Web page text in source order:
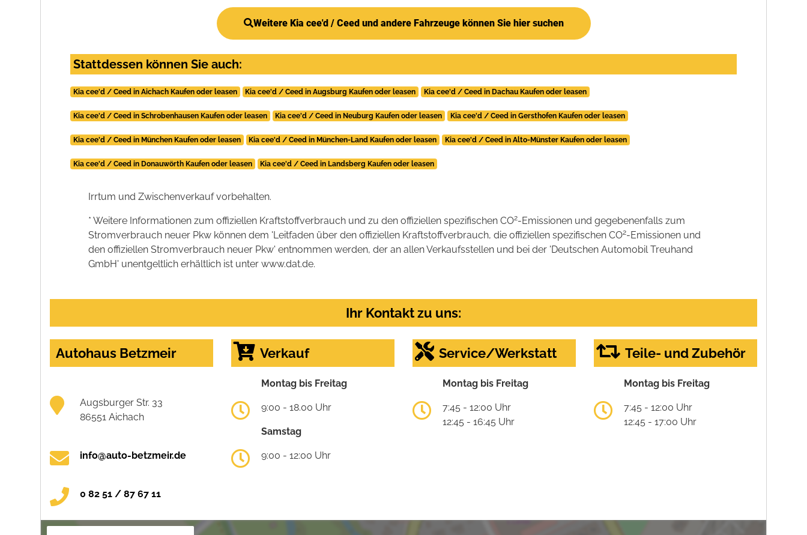
Weitere Kia cee'd / Ceed und andere Fahrzeuge können Sie hier suchen
Stattdessen können Sie auch:
Kia cee'd / Ceed in Aichach Kaufen oder leasen Kia cee'd / Ceed in Augsburg Kaufen oder leasen Kia cee'd / Ceed in Dachau Kaufen oder leasen
Kia cee'd / Ceed in Schrobenhausen Kaufen oder leasen Kia cee'd / Ceed in Neuburg Kaufen oder leasen Kia cee'd / Ceed in Gersthofen Kaufen oder leasen
Kia cee'd / Ceed in München Kaufen oder leasen Kia cee'd / Ceed in München-Land Kaufen oder leasen Kia cee'd / Ceed in Alto-Münster Kaufen oder leasen
Kia cee'd / Ceed in Donauwörth Kaufen oder leasen Kia cee'd / Ceed in Landsberg Kaufen oder leasen
Irrtum und Zwischenverkauf vorbehalten.
* Weitere Informationen zum offiziellen Kraftstoffverbrauch und zu den offiziellen spezifischen CO2-Emissionen und gegebenenfalls zum
Stromverbrauch neuer Pkw können dem 'Leitfaden über den offiziellen Kraftstoffverbrauch, die offiziellen spezifischen CO2-Emissionen und
den offiziellen Stromverbrauch neuer Pkw' entnommen werden, der an allen Verkaufsstellen und bei der 'Deutschen Automobil Treuhand
GmbH' unentgeltlich erhältlich ist unter www.dat.de.
Ihr Kontakt zu uns:
Autohaus Betzmeir
Augsburger Str. 33
86551 Aichach
info@auto-betzmeir.de
0 82 51 / 87 67 11
Verkauf
Montag bis Freitag
9:00 - 18.00 Uhr
Samstag
9:00 - 12:00 Uhr
Service/Werkstatt
Montag bis Freitag
7:45 - 12:00 Uhr
12:45 - 16:45 Uhr
Teile- und Zubehör
Montag bis Freitag
7:45 - 12:00 Uhr
12:45 - 17:00 Uhr